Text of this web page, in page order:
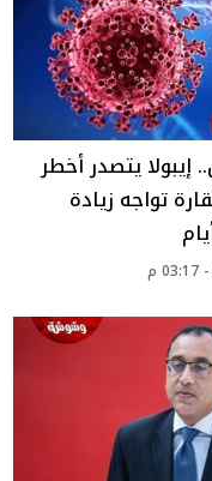
إيبولا يتصدر أخطر
تواجه زيادة